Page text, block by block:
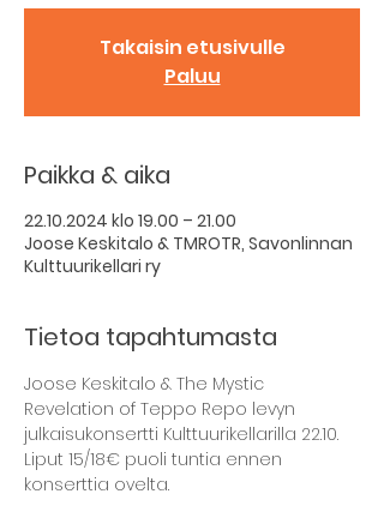
Takaisin etusivulle
Paluu
Paikka & aika
22.10.2024 klo 19.00 – 21.00
Joose Keskitalo & TMROTR, Savonlinnan
Kulttuurikellari ry
Tietoa tapahtumasta
Joose Keskitalo & The Mystic
Revelation of Teppo Repo levyn
julkaisukonsertti Kulttuurikellarilla 22.10.
Liput 15/18€ puoli tuntia ennen
konserttia ovelta.